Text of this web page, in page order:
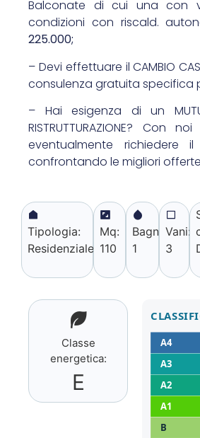
Balconate di cui una con
condizioni con riscald.
225.000;
– Devi effettuare il CAMBIO
consulenza gratuita specifica
– Hai esigenza di un
RISTRUTTURAZIONE?
eventualmente
confrontando le migliori
Tipologia:
Residenziale
Mq:
110
Bagni:
1
Vani:
3
Classe
energetica:
E
A4
A3
A2
A1
B